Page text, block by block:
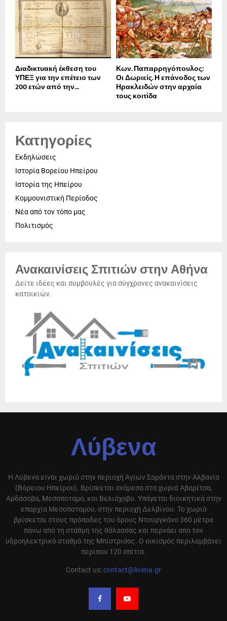
Διαδικτυακή έκθεση του
ΥΠΕΞ για την επέτειο των
200 ετών από την...
Κων. Παπαρρηγόπουλος:
Οι Δωριείς. Η επάνοδος των
Ηρακλειδών στην αρχαία
τους κοιτίδα
Κατηγορίες
Εκδηλώσεις
Ιστορία Βορείου Ηπείρου
Ιστορία της Ηπείρου
Κομμουνιστική Περίοδος
Νέα από τον τόπο μας
Πολιτισμός
Ανακαινίσεις Σπιτιών στην Αθήνα
Δείτε ιδέες και συμβουλές για σύγχρονες ανακαινίσεις
κατοικιών.
Λύβενα
Η Λύβενα είναι χωριό στην περιοχή Αγίων Σαράντα στην Αλβανία
(Βόρειου Ηπείρου). Βρίσκεται ανάμεσα στα χωριά Αβαρίτσα,
Αρδάσοβα, Μεσοποταμο, και Βελιάχοβο. Υπάγεται διοικητικά στην
επαρχία Μεσοποταμου, στην περιοχή Δελβίνου. Το χωριό
βρίσκεται στους πρόποδες του όρους Ντουργκάνο 360 μέτρα
πάνω από τη στάθμη της θάλασσας και περνάει από τον
υδροηλεκτρικό σταθμό της Μπίστρισας. Ο οικισμός περιλαμβάνει
περίπου 120 σπίτια.
Contact us:contact@livena.gr